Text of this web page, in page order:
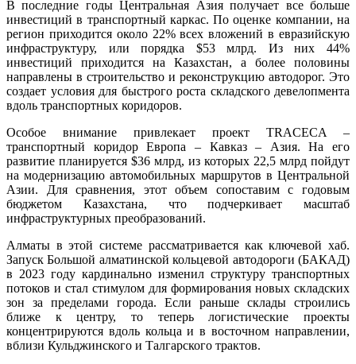
В последние годы Центральная Азия получает все больше
инвестиций в транспортный каркас. По оценке компании, на
регион приходится около 22% всех вложений в евразийскую
инфраструктуру, или порядка $53 млрд. Из них 44%
инвестиций приходится на Казахстан, а более половины
направлены в строительство и реконструкцию автодорог. Это
создает условия для быстрого роста складского девелопмента
вдоль транспортных коридоров.
Особое внимание привлекает проект TRACECA –
транспортный коридор Европа – Кавказ – Азия. На его
развитие планируется $36 млрд, из которых 22,5 млрд пойдут
на модернизацию автомобильных маршрутов в Центральной
Азии. Для сравнения, этот объем сопоставим с годовым
бюджетом Казахстана, что подчеркивает масштаб
инфраструктурных преобразований.
Алматы в этой системе рассматривается как ключевой хаб.
Запуск Большой алматинской кольцевой автодороги (БАКАД)
в 2023 году кардинально изменил структуру транспортных
потоков и стал стимулом для формирования новых складских
зон за пределами города. Если раньше склады строились
ближе к центру, то теперь логистические проекты
концентрируются вдоль кольца и в восточном направлении,
вблизи Кульджинского и Талгарского трактов.